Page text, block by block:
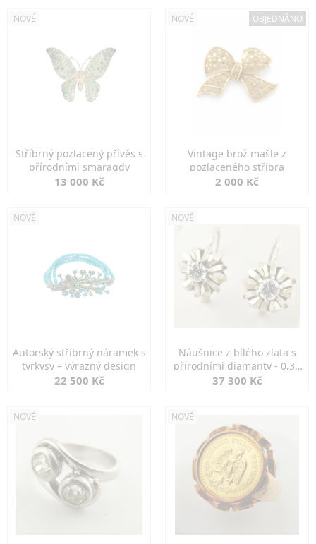
NOVÉ
Stříbrný pozlacený přívěs s
přírodními smaragdy
13 000 Kč
NOVÉ OBJEDNÁNO
Vintage brož mašle z
pozlaceného stříbra
2 000 Kč
NOVÉ
Autorský stříbrný náramek s
tyrkysy – výrazný design
22 500 Kč
NOVÉ
Náušnice z bílého zlata s
přírodními diamanty - 0,30
ct
37 300 Kč
NOVÉ NOVÉ